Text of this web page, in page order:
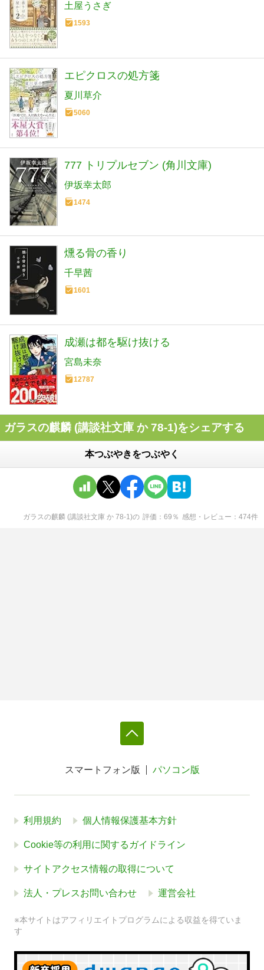
土屋うさぎ
1593
エピクロスの処方箋
夏川草介
5060
777 トリプルセブン (角川文庫)
伊坂幸太郎
1474
燻る骨の香り
千早茜
1601
成瀬は都を駆け抜ける
宮島未奈
12787
ガラスの麒麟 (講談社文庫 か 78-1)をシェアする
本つぶやきをつぶやく
ガラスの麒麟 (講談社文庫 か 78-1)の 評価 69 ％ 感想・レビュー 474件
スマートフォン版 パソコン版
利用規約 個人情報保護基本方針
Cookie等の利用に関するガイドライン
サイトアクセス情報の取得について
法人・プレスお問い合わせ 運営会社
※本サイトはアフィリエイトプログラムによる収益を得ていま
す